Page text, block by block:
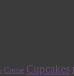
Creme Cupcakes